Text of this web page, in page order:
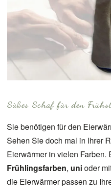
Süßes Schaf für den
Sie benötigen für den
Sehen Sie doch mal in Ihrer
Eierwärmer in vielen Farben.
Frühlingsfarben, unioder
die Eierwärmer passen zu